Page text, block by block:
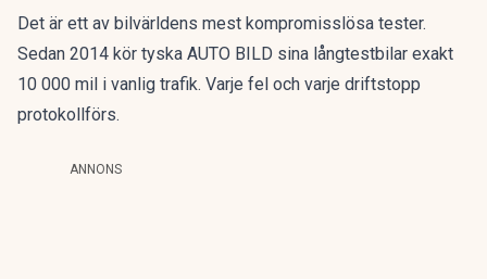
Det är ett av bilvärldens mest kompromisslösa tester.
Sedan 2014 kör tyska AUTO BILD sina långtestbilar exakt
10 000 mil i vanlig trafik. Varje fel och varje driftstopp
protokollförs.
ANNONS